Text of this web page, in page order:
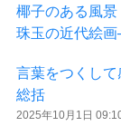
椰子のある風景
珠玉の近代絵画
言葉をつくし
総括
2025年10月1日